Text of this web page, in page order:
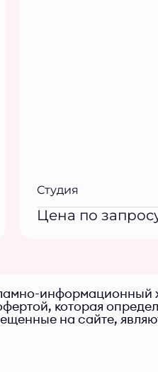
Студия
Цена по
информационный
которая
на сайте,